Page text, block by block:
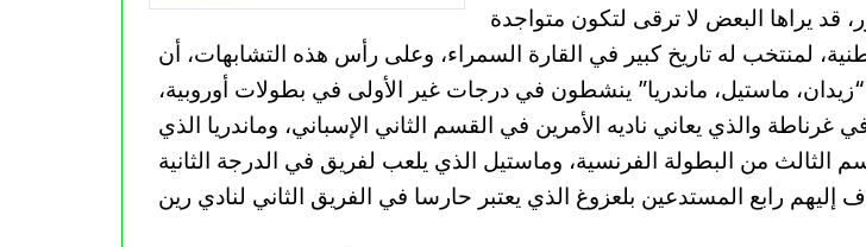
قد يراها البعض لا ترقى لتكون متواجدة
لمنتخب له تاريخ كبير في القارة السمراء، وعلى رأس هذه التشابهات، أن
ماستيل، ماندريا” ينشطون في درجات غير الأولى في بطولات أوروبية،
غرناطة والذي يعاني ناديه الأمرين في القسم الثاني الإسباني، وماندريا الذي
الثالث من البطولة الفرنسية، وماستيل الذي يلعب لفريق في الدرجة الثانية